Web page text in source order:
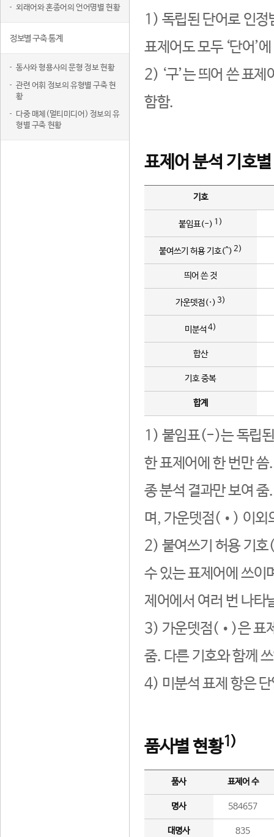
외래어와 혼종어의 언어명별 현황
정보별 구축 통계
동사와 형용사의 문형 정보 현황
관련 어휘 정보의 유형별 구축 현
황
다중 매체(멀티미디어) 정보의 유
형별 구축 현황
1) 독립된 단어로 인정
표제어도 모두 ‘단어’
2) ‘구’는 띄어 쓴 표
함함.
표제어 분석 기호
기호
붙임표(-) 1)
붙여쓰기 허용 기호(^) 2)
띄어 쓴 것
가운뎃점(·) 3)
미분석 4)
합산
기호 중복
합계
1) 붙임표(-)는 독립된
한 표제어에 한 번만
종 분석 결과만 보여
며, 가운뎃점(•) 이외
2) 붙여쓰기 허용 기호
수 있는 표제어에 쓰이
제어에서 여러 번 나타
3) 가운뎃점(•)은 표
줌. 다른 기호와 함께
4) 미분석 표제 항은
품사별 현황1)
품사 표제어 수
명사 584657
대명사 835